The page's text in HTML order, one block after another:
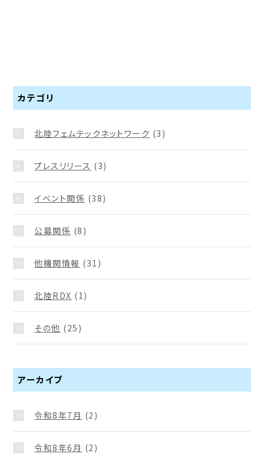
カテゴリ
北陸フェムテックネットワーク (3)
プレスリリース (3)
イベント関係 (38)
公募関係 (8)
他機関情報 (31)
北陸RDX (1)
その他 (25)
アーカイブ
令和8年7月 (2)
令和8年6月 (2)